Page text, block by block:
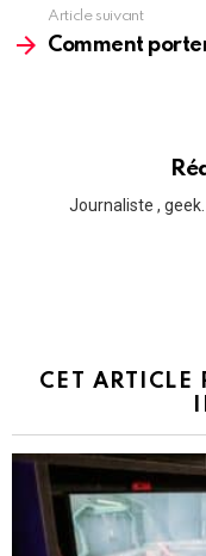
Article suivant
Comment
Journaliste ,
CET ARTICLE